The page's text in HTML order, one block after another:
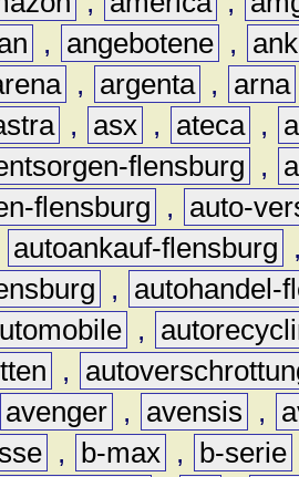
, angebotene ,
, argenta , arna
, asx , ateca ,
flensburg ,
flensburg
,
auto-
autoankauf-flensburg
,
autohandel-
,
,
avenger , avensis ,
, b-max , b-serie